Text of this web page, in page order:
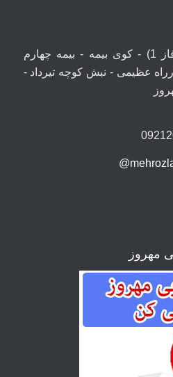
تهران - شهرک اکباتان (فاز 1) - کوی بیمه - بیمه چهارم
عظیمی - نبش کوچه تیرداد -
مهروز